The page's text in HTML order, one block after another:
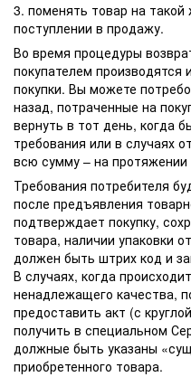
3. поменять товар на
поступлении в продажу.
Во время процедуры
покупателем производятся
покупки. Вы можете
назад, потраченные на
вернуть в тот день, когда
требования или в случаях
всю сумму – на
Требования потребителя
после предъявления
подтверждает покупку,
товара, наличии упаковки
должен быть штрих код и
В случаях, когда
ненадлежащего качества,
предоставить акт (с
получить в специальном
должные быть указаны
приобретенного товара.